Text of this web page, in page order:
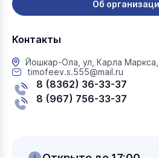
Об
Контакты
Йошкар-Ола, ул, Карла
timofeev.s.555@mail.ru
8 (8362) 36-33-37
8 (967) 756-33-37